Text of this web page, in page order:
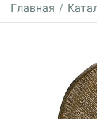
Главная /